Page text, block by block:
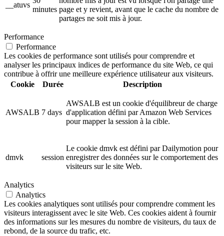
__atuvs
minutes page et y revient, avant que le cache du nombre de
partages ne soit mis à jour.
Performance
Performance
Les cookies de performance sont utilisés pour comprendre et
analyser les principaux indices de performance du site Web, ce qui
contribue à offrir une meilleure expérience utilisateur aux visiteurs.
Cookie
Durée Description
AWSALB 7 days
AWSALB est un cookie d'équilibreur de charge
d'application défini par Amazon Web Services
pour mapper la session à la cible.
dmvk session
Le cookie dmvk est défini par Dailymotion pour
enregistrer des données sur le comportement des
visiteurs sur le site Web.
Analytics
Analytics
Les cookies analytiques sont utilisés pour comprendre comment les
visiteurs interagissent avec le site Web. Ces cookies aident à fournir
des informations sur les mesures du nombre de visiteurs, du taux de
rebond, de la source du trafic, etc.